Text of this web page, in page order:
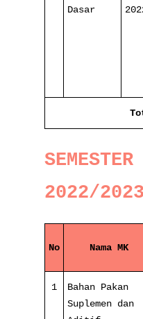
Dasar
2022/2023
No Nama MK
1
Bahan Pakan
Suplemen dan